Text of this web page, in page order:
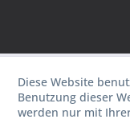
Diese Website
Benutzung dieser
werden nur mit